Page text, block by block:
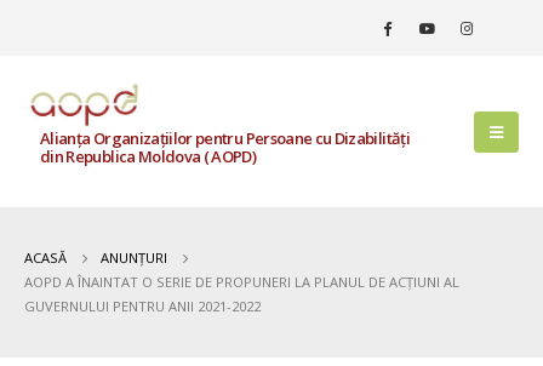
Alianța Organizațiilor pentru Persoane cu Dizabilități
din Republica Moldova ( AOPD)
ACASĂ
ANUNȚURI
AOPD A ÎNAINTAT O SERIE DE PROPUNERI LA PLANUL DE ACȚIUNI AL
GUVERNULUI PENTRU ANII 2021-2022